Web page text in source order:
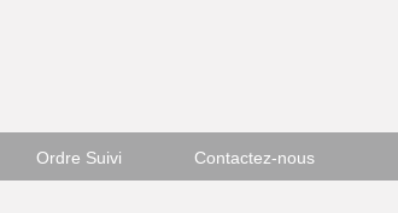
Ordre Suivi Contactez-nous